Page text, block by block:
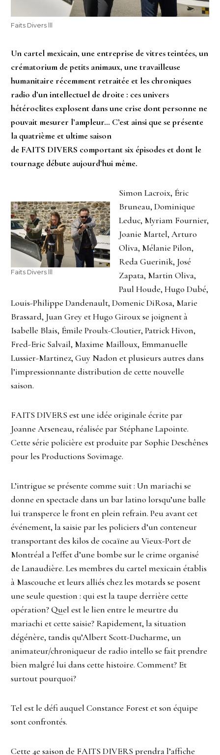
Faits Divers lll
Un cartel mexicain, une entreprise de vitres teintées, un
crématorium de petits animaux, une travailleuse
humanitaire récemment retraitée et les chroniques
radio d’un intellectuel de droite : ces univers
hétéroclites explosent dans une crise dont personne ne
pouvait mesurer l’ampleur… C’est ainsi que se présente
la quatrième et ultime saison
de FAITS DIVERS comportant six épisodes et dont le
tournage débute aujourd’hui même.
Faits Divers lll
Simon Lacroix, Éric
Bruneau, Dominique
Leduc, Myriam Fournier,
Joanie Martel, Arturo
Oliva, Mélanie Pilon,
Reda Guerinik, José
Zapata, Martin Oliva,
Paul Houde, Hugo Dubé,
Louis-Philippe Dandenault, Domenic DiRosa, Marie
Brassard, Juan Grey et Hugo Giroux se joignent à
Isabelle Blais, Émile Proulx-Cloutier, Patrick Hivon,
Fred-Eric Salvail, Maxime Mailloux, Emmanuelle
Lussier-Martinez, Guy Nadon et plusieurs autres dans
l’impressionnante distribution de cette nouvelle
saison.
FAITS DIVERS est une idée originale écrite par
Joanne Arseneau, réalisée par Stéphane Lapointe.
Cette série policière est produite par Sophie Deschênes
pour les Productions Sovimage.
L’intrigue se présente comme suit : Un mariachi se
donne en spectacle dans un bar latino lorsqu’une balle
lui transperce le front en plein refrain. Peu avant cet
événement, la saisie par les policiers d’un conteneur
transportant des kilos de cocaïne au Vieux-Port de
Montréal a l’effet d’une bombe sur le crime organisé
de Lanaudière. Les membres du cartel mexicain établis
à Mascouche et leurs alliés chez les motards se posent
une seule question : qui est la taupe derrière cette
opération? Quel est le lien entre le meurtre du
mariachi et cette saisie? Rapidement, la situation
dégénère, tandis qu’Albert Scott-Ducharme, un
animateur/chroniqueur de radio intello se fait prendre
bien malgré lui dans cette histoire. Comment? Et
surtout pourquoi?
Tel est le défi auquel Constance Forest et son équipe
sont confrontés.
Cette 4e saison de FAITS DIVERS prendra l’affiche